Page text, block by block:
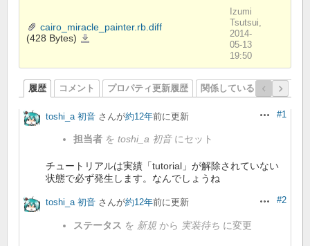
cairo_miracle_painter.rb.diff
(428 Bytes)
Izumi
Tsutsui,
2014-
05-13
19:50
履歴 コメント プロパティ更新履歴 関係しているリビジョン
操作#1
toshi_a 初音 さんが約12年前に更新
担当者 を toshi_a 初音にセット
チュートリアルは実績「tutorial」が解除されていない
状態で必ず発生します。なんでしょうね
操作#2
toshi_a 初音 さんが約12年前に更新
ステータス を 新規 から 実装待ち に変更